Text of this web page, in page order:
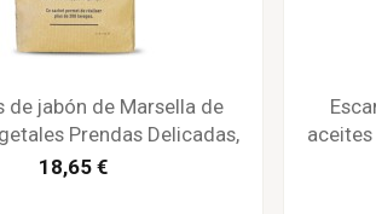
de jabón de Marsella de
Prendas Delicadas,
750 g - La Corvette
18,65 €
1